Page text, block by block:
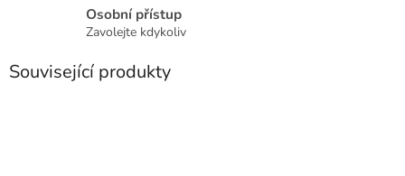
Osobní přístup
Zavolejte kdykoliv
Související produkty